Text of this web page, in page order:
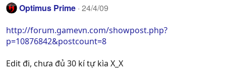
Optimus Prime 24/4/09
http://forum.gamevn.com/showpost.php?
p=10876842&postcount=8
Edit đi, chưa đủ 30 kí tự kìa X_X